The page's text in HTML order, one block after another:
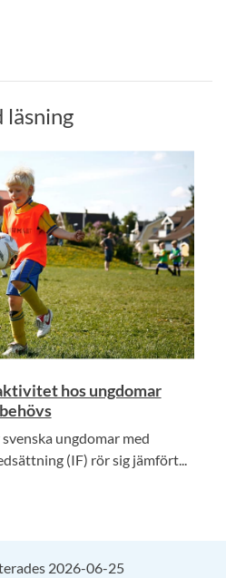
läsning
hos ungdomar
ungdomar med
(IF) rör sig jämfört...
2026-06-25